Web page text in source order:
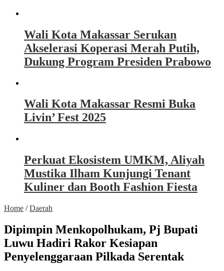
Wali Kota Makassar Serukan
Akselerasi Koperasi Merah Putih,
Dukung Program Presiden Prabowo
Wali Kota Makassar Resmi Buka
Livin’ Fest 2025
Perkuat Ekosistem UMKM, Aliyah
Mustika Ilham Kunjungi Tenant
Kuliner dan Booth Fashion Fiesta
Home /Daerah
Dipimpin Menkopolhukam, Pj Bupati
Luwu Hadiri Rakor Kesiapan
Penyelenggaraan Pilkada Serentak